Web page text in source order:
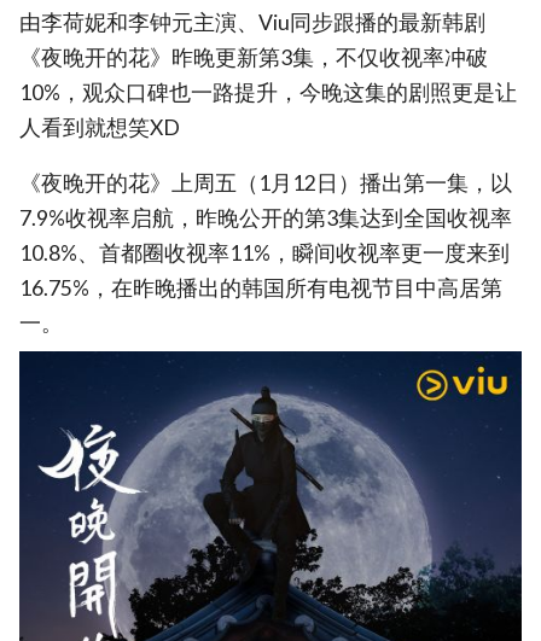
由李荷妮和李钟元主演、Viu同步跟播的最新韩剧
《夜晚开的花》昨晚更新第3集，不仅收视率冲破
10%，观众口碑也一路提升，今晚这集的剧照更是让
人看到就想笑XD
《夜晚开的花》上周五（1月12日）播出第一集，以
7.9%收视率启航，昨晚公开的第3集达到全国收视率
10.8%、首都圈收视率11%，瞬间收视率更一度来到
16.75%，在昨晚播出的韩国所有电视节目中高居第
一。